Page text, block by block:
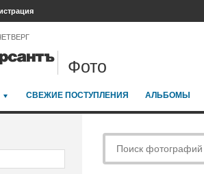
Фото
СВЕЖИЕ ПОСТУПЛЕНИЯ АЛЬБОМЫ